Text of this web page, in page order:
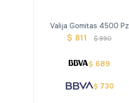
Valija Gomitas 4500 Pz
$ 811 $990
$ 689
$ 730